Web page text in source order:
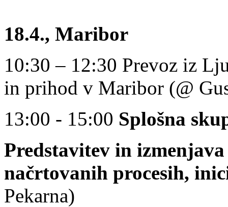
18.4., Maribor
10:30 – 12:30 Prevoz iz
in prihod v Maribor (@
13:00 - 15:00 Splošna
Predstavitev in
načrtovanih procesih,
Pekarna)